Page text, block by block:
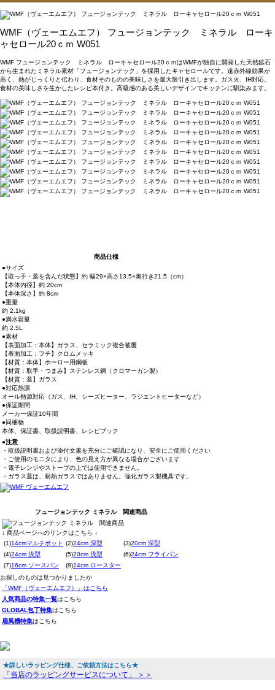
WMF（ヴェーエムエフ） フュージョンテック ミネラル ローキ
ャセロール20ｃｍ W051
WMF フュージョンテック ミネラル ローキャセロール20ｃｍはWMFが独自に開発した天然鉱石
から生まれたミネラル素材「フュージョンテック」を採用したキャセロールです。遠赤外線効果が
高く、熱がじっくりと伝わり、食材そのものの美味しさを最大限引き出します。ガス火、IH対応。
食材の美味しさを生かしたレシピ本付き。高級感のある美しいデザインでキッチンに馴染みます。
商品仕様
●サイズ
【取っ手・蓋を含んだ状態】約 幅29×高さ13.5×奥行き21.5（cm）
【本体内径】約 20cm
【本体深さ】約 8cm
●重量
約 2.1kg
●満水容量
約 2.5L
●素材
【表面加工：本体】ガラス、セラミック複合被覆
【表面加工：フチ】クロムメッキ
【材質：本体】ホーロー用鋼板
【材質：取手・つまみ】ステンレス鋼（クロマーガン製）
【材質：蓋】ガラス
●対応熱源
オール熱源対応（ガス、IH、シーズヒーター、ラジエントヒーターなど）
●保証期間
メーカー保証10年間
●同梱物
本体、保証書、取扱説明書、レシピブック
●注意
・取扱説明書および添付文書を充分にご確認になり、安全にご使用ください
・ご使用のモニタにより、色の見え方が異なる場合がございます
・電子レンジやストーブの上では使用できません。
・ガラス蓋は、耐熱ガラスではありません。強化ガラス製機具です。
フュージョンテック ミネラル 関連商品
↓ 商品ページへのリンクはこちら ↓
(1)14cmマルチポット (2)24cm 深型 (3)20cm 深型
(4)24cm 浅型 (5)20cm 浅型 (6)24cm フライパン
(7)16cm ソースパン (8)24cm ロースター
お探しのものは見つかりましたか
「WMF（ヴェーエムエフ）」はこちら
人気商品の特集一覧はこちら
GLOBAL包丁特集はこちら
扇風機特集はこちら
★詳しいラッピング仕様、ご依頼方法はこちら★
「当店のラッピングサービスについて」 ＞＞